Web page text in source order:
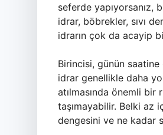
seferde yapıyorsanız,
idrar, böbrekler, sıvı
idrarın çok da acayip
Birincisi, günün
idrar genellikle daha
atılmasında önemli
taşımayabilir. Belki az
dengesini ve ne kadar